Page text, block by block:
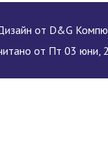
от D&G
от Пт 03 юни,